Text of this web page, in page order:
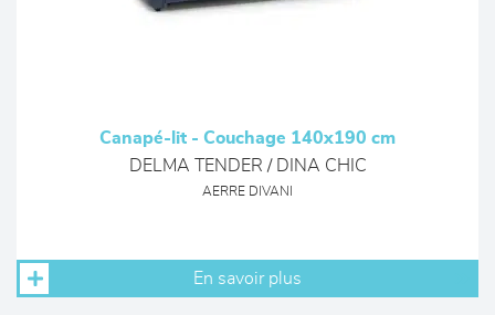
Canapé-lit - Couchage 140x190 cm
DELMA TENDER / DINA CHIC
AERRE DIVANI
En savoir plus